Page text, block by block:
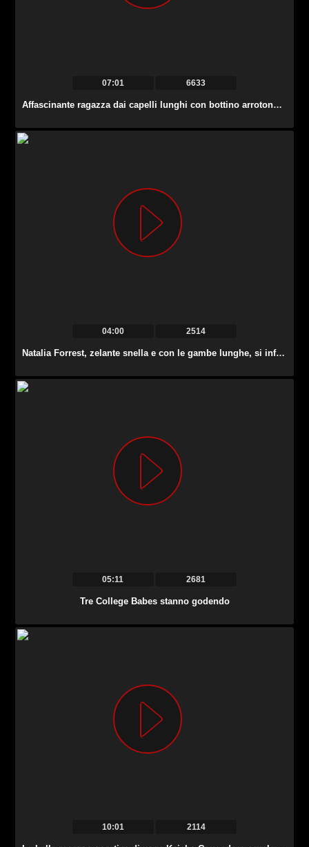
07:01 6633
Affascinante ragazza dai capelli lunghi con bottino arrotondato Nelly Kent è colpita alla pecorina.
04:00 2514
Natalia Forrest, zelante snella e con le gambe lunghe, si infila le dita nella figa bagnata.
05:11 2681
Tre College Babes stanno godendo
10:01 2114